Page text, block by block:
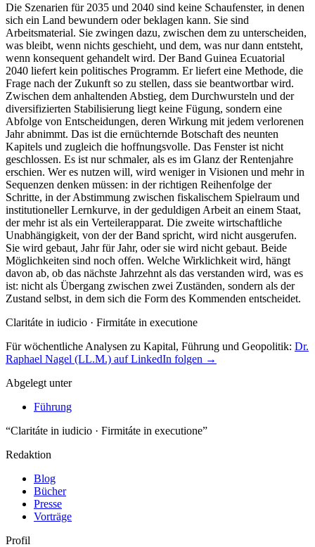
Die Szenarien für 2035 und 2040 sind keine Schaufenster, in denen
sich ein Land bewundern oder beklagen kann. Sie sind
Arbeitsmaterial. Sie zwingen dazu, zwischen dem zu unterscheiden,
was bleibt, wenn nichts geschieht, und dem, was nur dann entsteht,
wenn konsequent gehandelt wird. Der Band Guinea Ecuatorial
2040 liefert kein politisches Programm. Er liefert eine Methode, die
Frage nach der Zukunft so zu stellen, dass sie beantwortbar wird.
Zwischen dem anhaltenden Abstieg, dem Durchwursteln und der
diversifizierten Stabilisierung liegt keine Fügung, sondern eine
Abfolge von Entscheidungen, deren Wirkung mit jedem verlorenen
Jahr abnimmt. Das ist die ernüchternde Botschaft des neunten
Kapitels und zugleich die hoffnungsvolle. Das Fenster ist nicht
geschlossen. Es ist nur schmaler, als es im Glanz der Rentenjahre
erschien. Wer es nutzen will, wird weniger in Visionen und mehr in
Sequenzen denken müssen: in der richtigen Reihenfolge der
Schritte, in der Abstimmung zwischen fiskalischem Spielraum und
institutioneller Lernkurve, in der geduldigen Arbeit an einem Staat,
der mehr ist als ein Verteilerapparat. Die zweite wirtschaftliche
Unabhängigkeit, von der der Band spricht, wird nicht ausgerufen.
Sie wird gebaut, Jahr für Jahr, oder sie wird nicht gebaut. Beide
Möglichkeiten sind noch offen. Welche Wirklichkeit wird, hängt
davon ab, ob das nächste Jahrzehnt als das verstanden wird, was es
ist: nicht als Übergang zwischen zwei Zuständen, sondern als der
Zustand selbst, in dem sich die Form des Kommenden entscheidet.
Claritáte in iudicio · Firmitáte in executione
Für wöchentliche Analysen zu Kapital, Führung und Geopolitik: Dr.
Raphael Nagel (LL.M.) auf LinkedIn folgen →
Abgelegt unter
Führung
“Claritáte in iudicio · Firmitáte in executione”
Redaktion
Blog
Bücher
Presse
Vorträge
Profil